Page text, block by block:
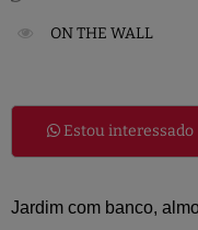
ON THE WALL
Estou interessado
Jardim com banco,